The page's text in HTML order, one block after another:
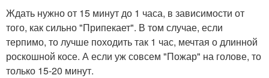
Ждать нужно от 15 минут до 1 часа, в зависимости от
того, как сильно "Припекает". В том случае, если
терпимо, то лучше походить так 1 час, мечтая о длинной
роскошной косе. А если уж совсем "Пожар" на голове, то
только 15-20 минут.